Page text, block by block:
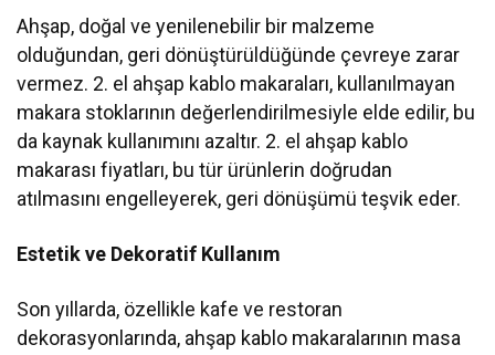
Ahşap, doğal ve yenilenebilir bir malzeme
olduğundan, geri dönüştürüldüğünde çevreye zarar
vermez. 2. el ahşap kablo makaraları, kullanılmayan
makara stoklarının değerlendirilmesiyle elde edilir, bu
da kaynak kullanımını azaltır. 2. el ahşap kablo
makarası fiyatları, bu tür ürünlerin doğrudan
atılmasını engelleyerek, geri dönüşümü teşvik eder.
Estetik ve Dekoratif Kullanım
Son yıllarda, özellikle kafe ve restoran
dekorasyonlarında, ahşap kablo makaralarının masa